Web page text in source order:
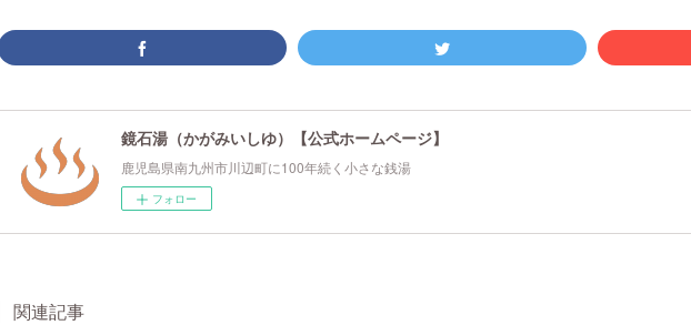
鏡石湯（かがみいしゆ）【公式ホームページ】
鹿児島県南九州市川辺町に100年続く小さな銭湯
フォロー
関連記事